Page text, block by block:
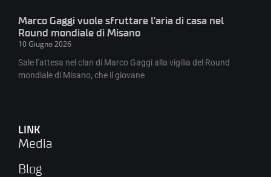
Marco Gaggi vuole sfruttare l’aria di casa nel
Round mondiale di Misano
10 Giugno 2026
Sale l’attesa nel clan di Marco Gaggi alla vigilia del Round
mondiale di Misano, che il giovane
LINK
Media
Blog